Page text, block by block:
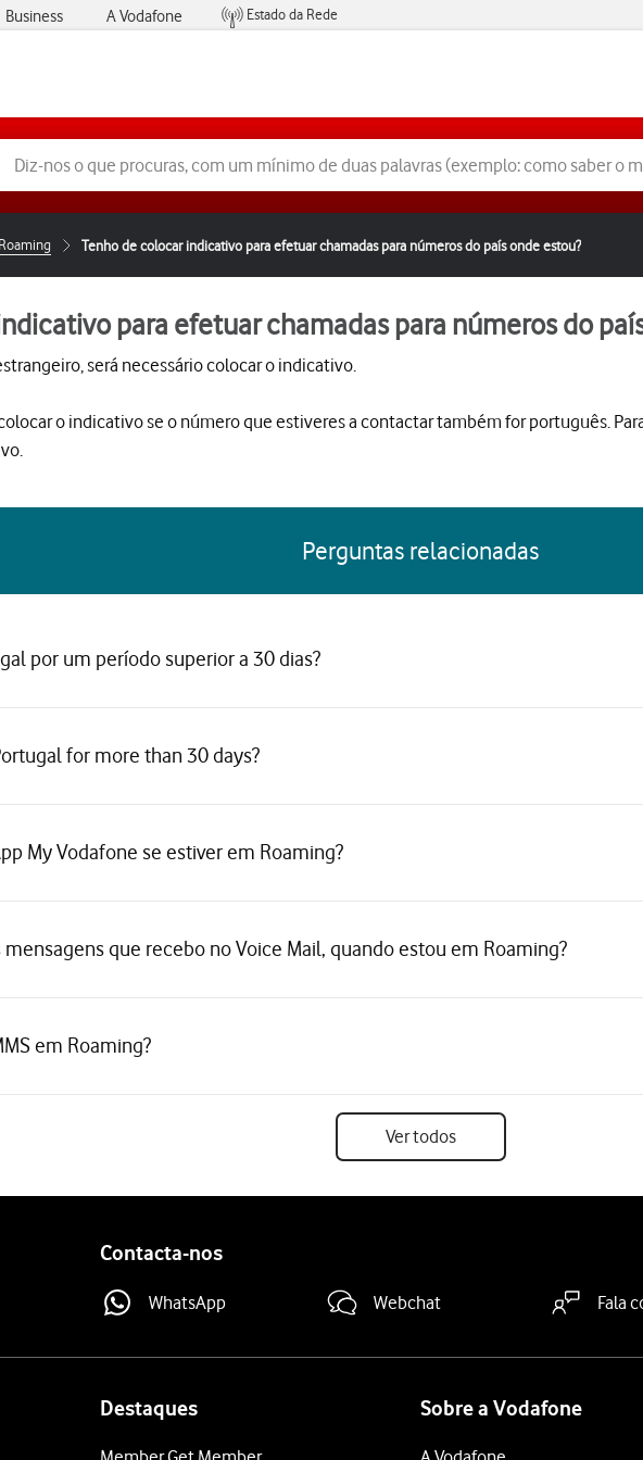
Business A Vodafone
Estado da Rede
Roaming Tenho de colocar indicativo para efetuar chamadas para números do país onde estou?
para efetuar chamadas para números do
será necessário colocar o indicativo.
o indicativo se o número que estiveres a contactar também for português.
Perguntas relacionadas
por um período superior a 30 dias?
for more than 30 days?
My Vodafone se estiver em Roaming?
mensagens que recebo no Voice Mail, quando estou em Roaming?
em Roaming?
Ver todos
Contacta-nos
WhatsApp Webchat Fala
Destaques Sobre a Vodafone